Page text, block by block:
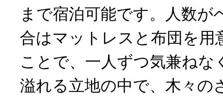
まで宿泊可能です。人数が
合はマットレスと布団を用
ことで、一人ずつ気兼ねな
溢れる立地の中で、木々の